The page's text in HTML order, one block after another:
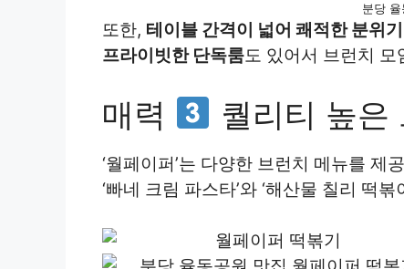
분당
또한, 테이블 간격이 넓어 쾌적한 분위기
프라이빗한 단독룸도 있어서 브런치
매력 퀄리티 높은
‘월페이퍼’는 다양한 브런치 메뉴를 제
‘빠네 크림 파스타’와 ‘해산물 칠리 떡볶